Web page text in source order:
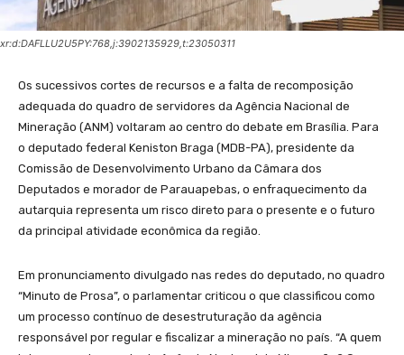
xr:d:DAFLLU2U5PY:768,j:3902135929,t:23050311
Os sucessivos cortes de recursos e a falta de recomposição
adequada do quadro de servidores da Agência Nacional de
Mineração (ANM) voltaram ao centro do debate em Brasília. Para
o deputado federal Keniston Braga (MDB-PA), presidente da
Comissão de Desenvolvimento Urbano da Câmara dos
Deputados e morador de Parauapebas, o enfraquecimento da
autarquia representa um risco direto para o presente e o futuro
da principal atividade econômica da região.
Em pronunciamento divulgado nas redes do deputado, no quadro
“Minuto de Prosa”, o parlamentar criticou o que classificou como
um processo contínuo de desestruturação da agência
responsável por regular e fiscalizar a mineração no país. “A quem